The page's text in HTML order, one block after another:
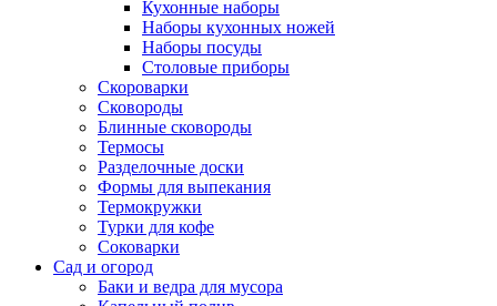
Кухонные наборы
Наборы кухонных ножей
Наборы посуды
Столовые приборы
Скороварки
Сковороды
Блинные сковороды
Термосы
Разделочные доски
Формы для выпекания
Термокружки
Турки для кофе
Соковарки
Сад и огород
Баки и ведра для мусора